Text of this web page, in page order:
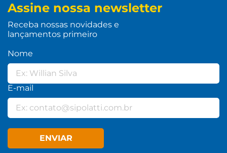
Assine nossa newsletter
Receba nossas novidades e
lançamentos primeiro
Nome
E-mail
ENVIAR